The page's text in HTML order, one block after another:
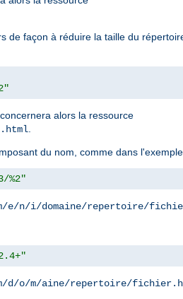
de façon à réduire la taille du
concernera alors la ressource
.
du nom, comme dans
%2"
e/n/i/domaine/repertoire/
d/o/m/aine/repertoire/